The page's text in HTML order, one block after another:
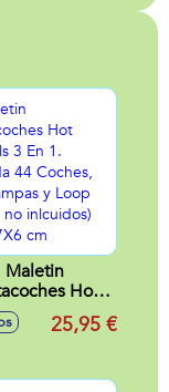
Maletin
Hot
3 En 1.
44 Coches,
25,95 €